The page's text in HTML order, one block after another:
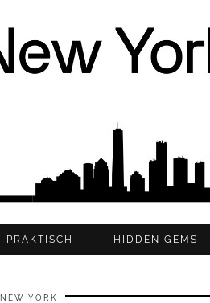
PRAKTISCH HIDDEN GEMS
NEW YORK